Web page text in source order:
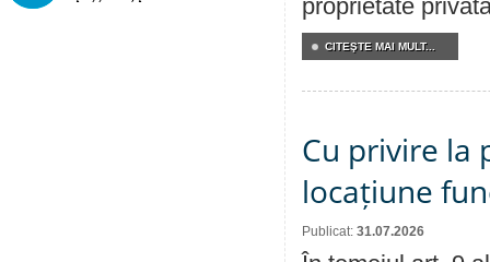
proprietate
CITEŞTE MAI MULT...
Cu privire la
locațiune
Publicat: 31.07.2026